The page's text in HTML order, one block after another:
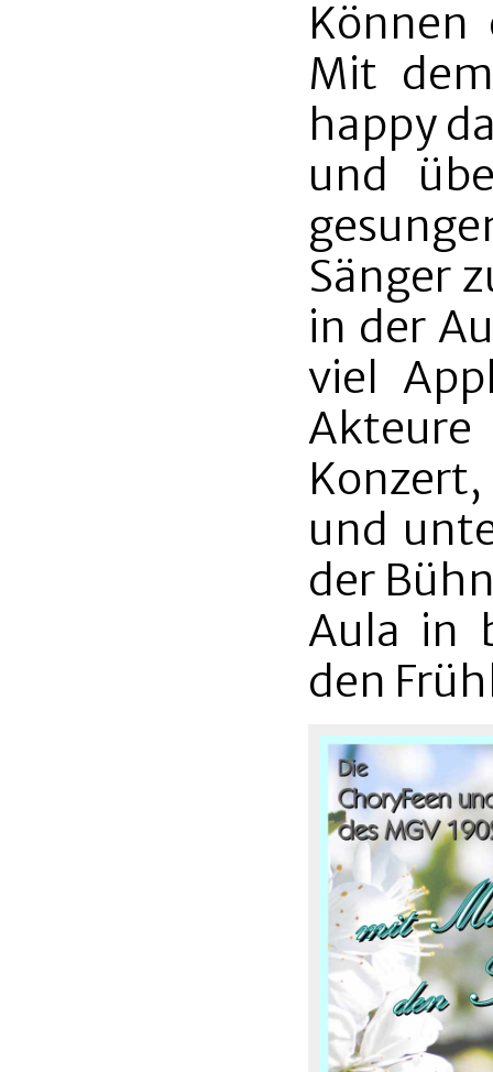
Können
Mit
happy
und
Sänger
in der
viel
und
der
Aula in
den